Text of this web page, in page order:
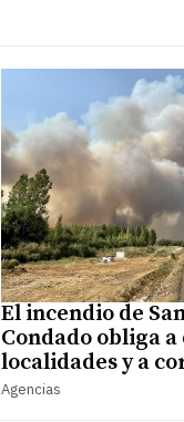
El incendio de
Condado obliga
localidades y a
Agencias